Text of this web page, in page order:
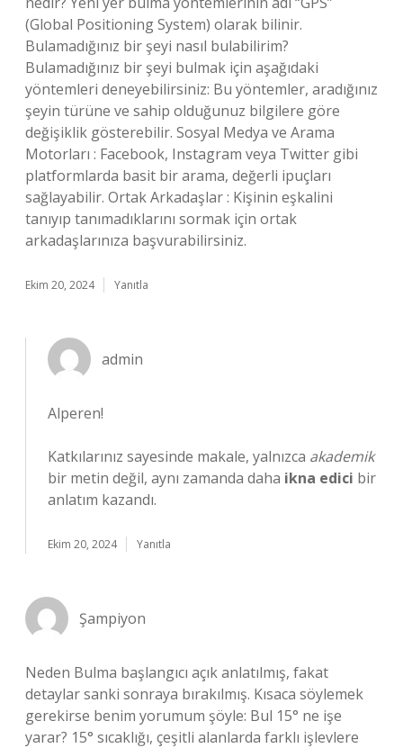
(Global Positioning System) olarak bilinir.
Bulamadığınız bir şeyi nasıl bulabilirim?
Bulamadığınız bir şeyi bulmak için aşağıdaki
yöntemleri deneyebilirsiniz: Bu yöntemler, aradığınız
şeyin türüne ve sahip olduğunuz bilgilere göre
değişiklik gösterebilir. Sosyal Medya ve Arama
Motorları : Facebook, Instagram veya Twitter gibi
platformlarda basit bir arama, değerli ipuçları
sağlayabilir. Ortak Arkadaşlar : Kişinin eşkalini
tanıyıp tanımadıklarını sormak için ortak
arkadaşlarınıza başvurabilirsiniz.
Ekim 20, 2024 Yanıtla
admin
Alperen!
Katkılarınız sayesinde makale, yalnızca akademik
bir metin değil, aynı zamanda daha ikna edici bir
anlatım kazandı.
Ekim 20, 2024 Yanıtla
Şampiyon
Neden Bulma başlangıcı açık anlatılmış, fakat
detaylar sanki sonraya bırakılmış. Kısaca söylemek
gerekirse benim yorumum şöyle: Bul 15° ne işe
yarar? 15° sıcaklığı, çeşitli alanlarda farklı işlevlere